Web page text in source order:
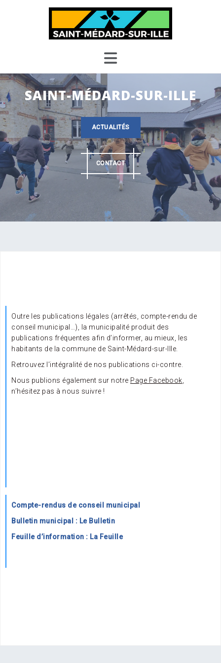
SAINT-MÉDARD-SUR-ILLE
ACTUALITÉS
CONTACT
Outre les publications légales (arrêtés, compte-rendu de
conseil municipal…), la municipalité produit des
publications fréquentes afin d’informer, au mieux, les
habitants de la commune de Saint-Médard-sur-Ille.
Retrouvez l’intégralité de nos publications ci-contre.
Nous publions également sur notre Page Facebook
n’hésitez pas à nous suivre !
Compte-rendus de conseil municipal
Bulletin municipal : Le Bulletin
Feuille d’information : La Feuille